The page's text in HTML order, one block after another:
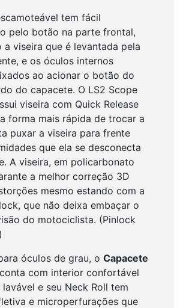
tem fácil
pelo botão na parte frontal,
a viseira que é levantada pela
e os óculos internos
ao acionar o botão do
do capacete. O LS2 Scope
viseira com Quick Release
forma mais rápida de trocar a
puxar a viseira para frente
que ela se desconecta
A viseira, em policarbonato
a melhor correção 3D
mesmo estando com a
que não deixa embaçar o
do motociclista. (Pinlock
óculos de grau, o Capacete
conta com interior confortável
e seu Neck Roll tem
e microperfurações que